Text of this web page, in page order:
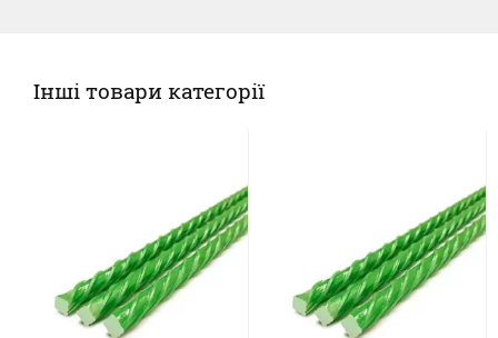
Інші товари категорії